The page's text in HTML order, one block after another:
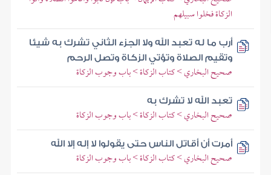
الزكاة فخلوا سبيلهم
أرب ما له تعبد الله ولا الجزء الثاني تشرك به شيئا
وتقيم الصلاة وتؤتي الزكاة وتصل الرحم
صحيح البخاري > كتاب الزكاة > باب وجوب الزكاة
تعبد الله لا تشرك به
صحيح البخاري > كتاب الزكاة > باب وجوب الزكاة
أمرت أن أقاتل الناس حتى يقولوا لا إله إلا الله
صحيح البخاري > كتاب الزكاة > باب وجوب الزكاة